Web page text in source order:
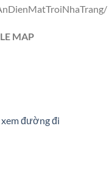
MAP
xem đường đi